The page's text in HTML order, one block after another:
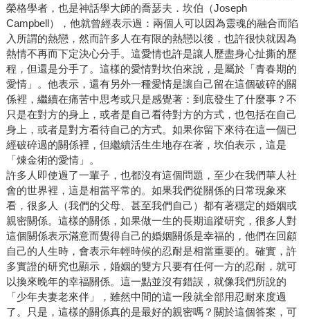
榮格學者，也是神話學大師的喬瑟夫．坎伯（Joseph
Campbell），他就曾經表示過：兩個人可以因為靈魂的融合而陷
入所謂的熱戀，然而許多人在有限的熱戀以後，也許很快就因為
熱情不再而下定決心分手。這愛情也許是讓人歷盡身心扯撕的歷
程，但還是分手了。這樣的愛情對坎伯來說，是屬於「青春期的
愛情」。他表示，還有另外一種愛情是讓自己留在這個破碎的關
係裡，繼續在痛苦中思考或只是感覺著：到底發生了什麼事？不
只是在對方的身上，或者是自己看待對方的方式，也包括在自己
身上，或者是對方看待自己的方式。如果你留下來待在這一個已
經破碎過的關係裡，但繼續活生生地存在著，坎伯表示，這是
「煉金術的愛情」。
許多人即使過了一輩子，也都沒有這個問題，至少在我們華人社
會的世界裡，這是相當平常的。如果我們從關係的日常現象來
看，很多人（我們的父母、甚至我們自己）都有著穩定的婚姻或
親密關係。這樣的關係，如果做一生的長期追蹤研究，很多人對
這個關係表示滿意而覺得自己的婚姻關係是幸福的，他們在回顧
自己的人生時，會表示年輕時候的忍耐是相當重要的。確實，許
多實證的研究也顯示，婚姻的雙方只要有任何一方的忍耐，就可
以換來晚年的幸福關係。這一點並沒有錯誤，就像我們所說的
「少年夫妻老來伴」，雖然中間的這一段就全部用忍耐來度過
了。只是，這樣的關係真的是最好的親密嗎？關於這個答案，可